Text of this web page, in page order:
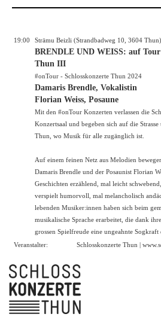
19:00 Strämu Beizli (Strandbadweg 10, 3604 Thun)
BRENDLE UND WEISS: auf
Thun III
#onTour - Schlosskonzerte Thun 2024
Damaris Brendle, Vokalistin
Florian Weiss, Posaune
Mit den #onTour Konzerten verlassen die
Konzertsaal und begeben sich auf die
Thun, wo Musik für alle zugänglich ist.
Auf einem feinen Netz aus Melodien
Damaris Brendle und der Posaunist Florian
Geschichten erzählend, mal leicht
verspielt humorvoll, mal melancholisch
lebenden Musiker:innen haben sich beim
musikalische Sprache erarbeitet, die dank
grossen Spielfreude eine ungeahnte Sogkraft
Veranstalter:
Schlosskonzerte Thun |